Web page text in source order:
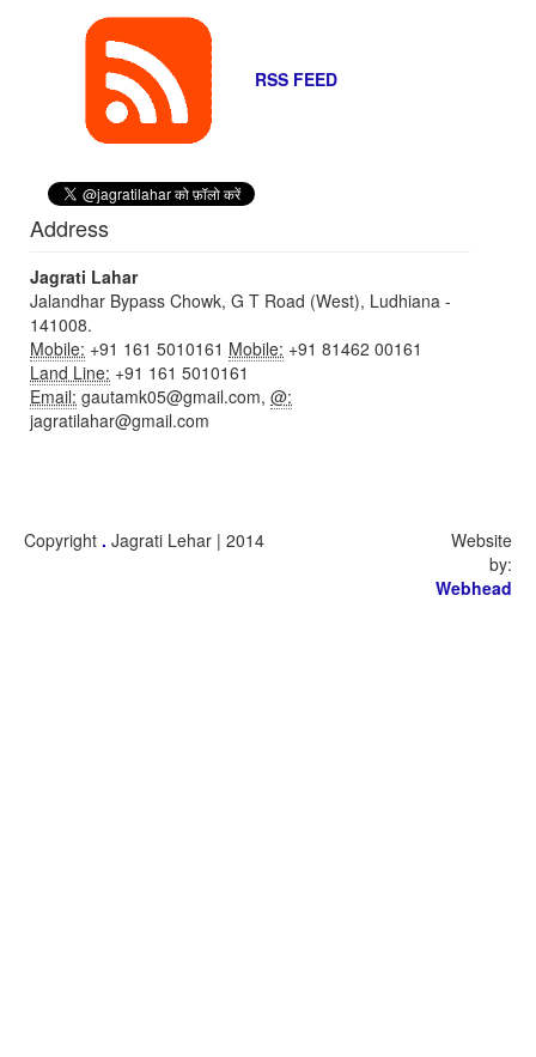
RSS FEED
Address
Jagrati Lahar
Jalandhar Bypass Chowk, G T Road (West), Ludhiana -
141008.
Mobile: +91 161 5010161 Mobile: +91 81462 00161
Land Line: +91 161 5010161
Email: gautamk05@gmail.com, @:
jagratilahar@gmail.com
Copyright . Jagrati Lehar | 2014
Website
by:
Webhead